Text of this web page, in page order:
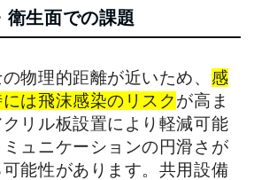
衛生面での課題
物理的距離が近いため、 感
は飛沫感染のリスクが高ま
クリル板設置により軽減可能
ュニケーションの円滑さが
能性があります。共用設備